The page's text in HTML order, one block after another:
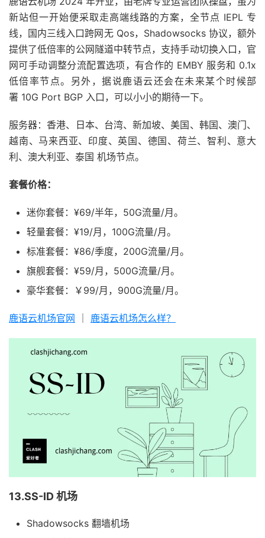
新站但一开始便采取走高端线路的方案，全节点 IEPL 专
线，国内三线入口跨网无 Qos，Shadowsocks 协议，额外
提供了低倍率的公网隧道中转节点，支持手动切换入口，官
网可手动调整分流配置选项，有合作的 EMBY 服务和 0.1x
低倍率节点。另外，据说鹿语云还会在未来某个时候部
署 10G Port BGP 入口，可以小小的期待一下。
服务器：香港、日本、台湾、新加坡、美国、韩国、澳门、
越南、马来西亚、印度、英国、德国、荷兰、智利、意大
利、澳大利亚、泰国 机场节点。
套餐价格：
迷你套餐：¥69/半年，50G流量/月。
轻量套餐：¥19/月，100G流量/月。
标准套餐：¥86/季度，200G流量/月。
旗舰套餐：¥59/月，500G流量/月。
豪华套餐：￥99/月，900G流量/月。
鹿语云机场官网 鹿语云机场怎么样？
13.SS-ID 机场
Shadowsocks 翻墙机场